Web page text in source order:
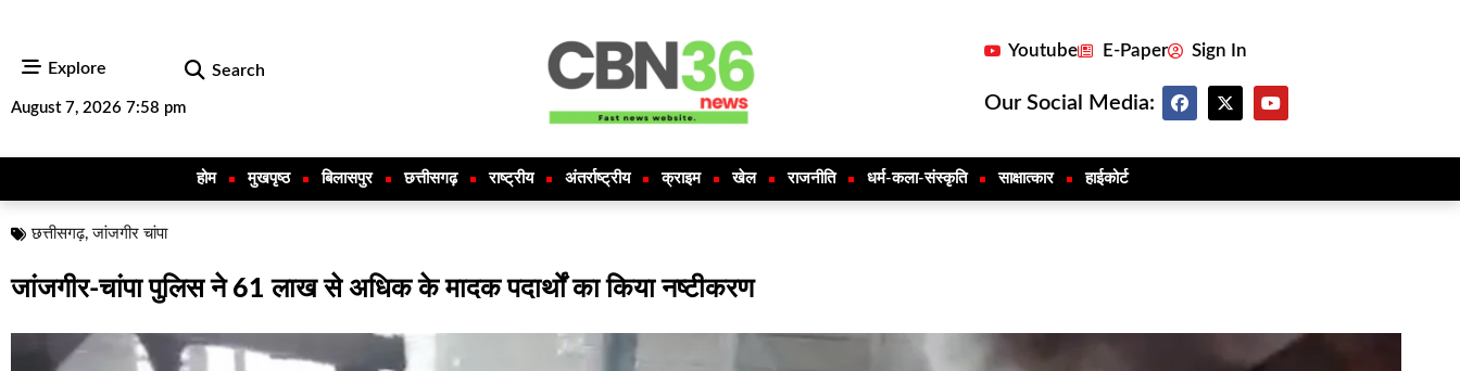
Explore Search
August 7, 2026 7:58 pm
Youtube E-Paper Sign In
Our Social Media:
होम मुखपृष्ठ बिलासपुर छत्तीसगढ़ राष्ट्रीय अंतर्राष्ट्रीय क्राइम खेल राजनीति धर्म-कला-संस्कृति साक्षात्कार हाईकोर्ट
छत्तीसगढ़,जांजगीर चांपा
जांजगीर-चांपा पुलिस ने 61 लाख से अधिक के मादक पदार्थों का किया नष्टीकरण